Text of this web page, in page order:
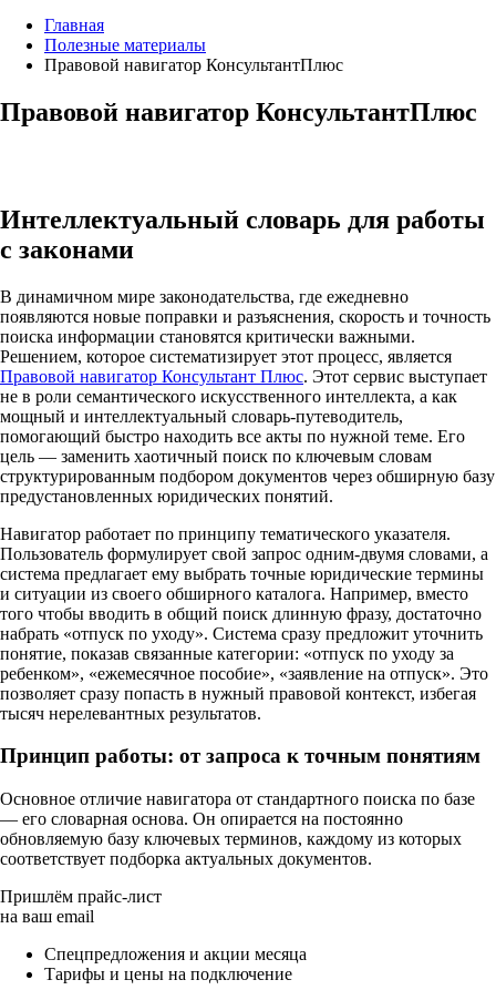
Главная
Полезные материалы
Правовой навигатор КонсультантПлюс
Правовой навигатор КонсультантПлюс
Интеллектуальный словарь для работы
с законами
В динамичном мире законодательства, где ежедневно
появляются новые поправки и разъяснения, скорость и точность
поиска информации становятся критически важными.
Решением, которое систематизирует этот процесс, является
Правовой навигатор Консультант Плюс. Этот сервис выступает
не в роли семантического искусственного интеллекта, а как
мощный и интеллектуальный словарь-путеводитель,
помогающий быстро находить все акты по нужной теме. Его
цель — заменить хаотичный поиск по ключевым словам
структурированным подбором документов через обширную базу
предустановленных юридических понятий.
Навигатор работает по принципу тематического указателя.
Пользователь формулирует свой запрос одним-двумя словами, а
система предлагает ему выбрать точные юридические термины
и ситуации из своего обширного каталога. Например, вместо
того чтобы вводить в общий поиск длинную фразу, достаточно
набрать «отпуск по уходу». Система сразу предложит уточнить
понятие, показав связанные категории: «отпуск по уходу за
ребенком», «ежемесячное пособие», «заявление на отпуск». Это
позволяет сразу попасть в нужный правовой контекст, избегая
тысяч нерелевантных результатов.
Принцип работы: от запроса к точным понятиям
Основное отличие навигатора от стандартного поиска по базе
— его словарная основа. Он опирается на постоянно
обновляемую базу ключевых терминов, каждому из которых
соответствует подборка актуальных документов.
Пришлём прайс-лист
на ваш email
Спецпредложения и акции месяца
Тарифы и цены на подключение